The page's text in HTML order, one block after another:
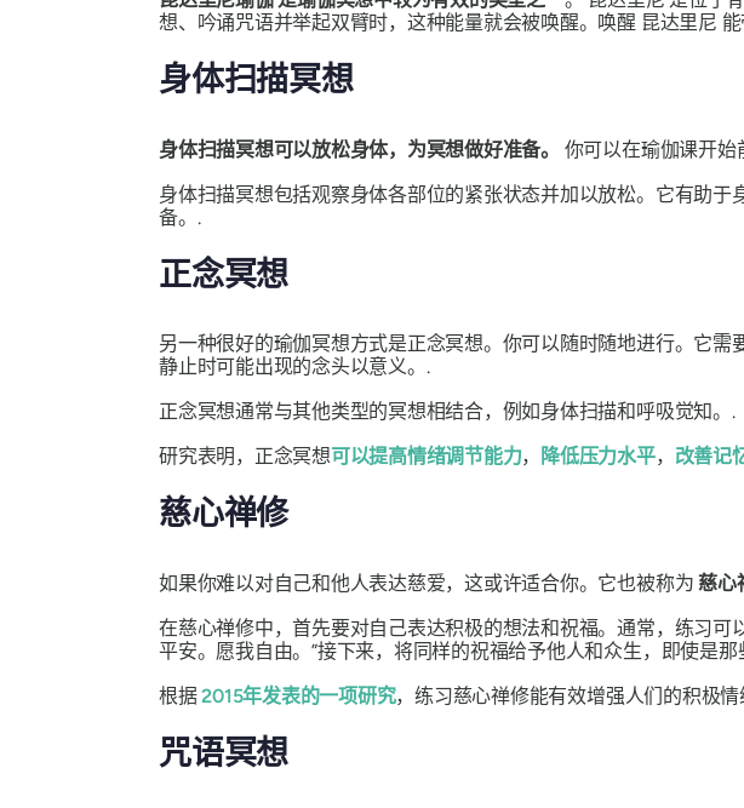
想、吟诵咒语并举起双臂时，这种能量就会被唤醒。唤醒 昆达里尼
身体扫描冥想
身体扫描冥想可以放松身体，为冥想做好准备。 你可以在瑜伽课开
身体扫描冥想包括观察身体各部位的紧张状态并加以放松。它有助
备。.
正念冥想
另一种很好的瑜伽冥想方式是正念冥想。你可以随时随地进行。它
静止时可能出现的念头以意义。.
正念冥想通常与其他类型的冥想相结合，例如身体扫描和呼吸觉知。.
研究表明，正念冥想可以提高情绪调节能力， 降低压力水平， 改善记
慈心禅修
如果你难以对自己和他人表达慈爱，这或许适合你。它也被称为 慈心
在慈心禅修中，首先要对自己表达积极的想法和祝福。通常，练习可
平安。愿我自由。”接下来，将同样的祝福给予他人和众生，即使是
根据2015年发表的一项研究，练习慈心禅修能有效增强人们的积极
咒语冥想